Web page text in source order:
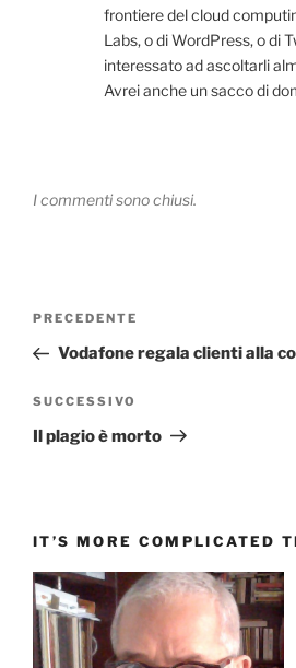
frontiere del cloud
Labs, o di WordPress, o di
interessato ad ascoltarli
Avrei anche un sacco di
I commenti sono chiusi.
Navigazione
Articolo
precedente:
PRECEDENTE
Vodafone regala clienti alla
Articolo
successivo
SUCCESSIVO
Il plagio è morto
IT’S MORE COMPLICATED